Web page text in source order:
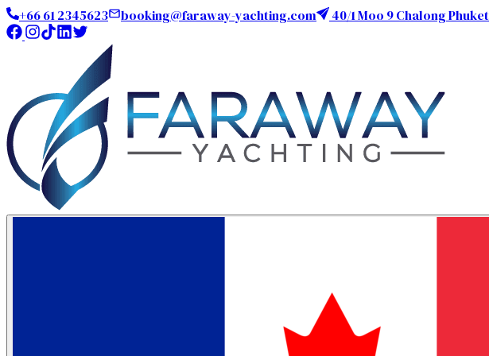
+66 61 2345623 booking@faraway-yachting.com 40/1 Moo 9 Chalong Phuket